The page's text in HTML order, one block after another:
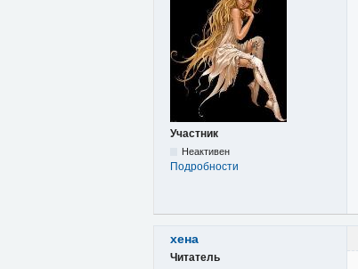
Участник
Неактивен
Подробности
хена
Читатель